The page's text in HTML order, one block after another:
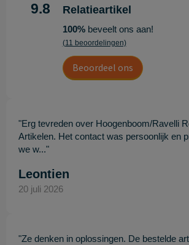
9.8 Relatieartikel
100%beveelt ons aan!
(11 beoordelingen)
Beoordeel ons
"Erg tevreden over Hoogenboom/Ravelli
Artikelen. Het contact was persoonlijk en
we w..."
Leontien
20 juli 2026
"Ze denken in oplossingen. De bestelde